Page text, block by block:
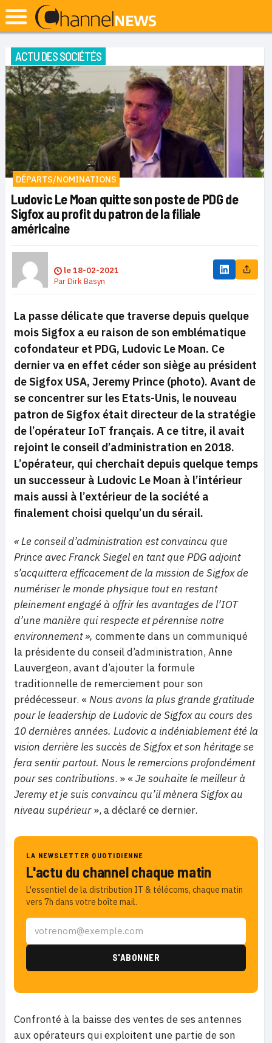
ACTU DES SOCIÉTÉS
DÉPARTS/NOMINATIONS
Ludovic Le Moan quitte son poste de PDG de
Sigfox au profit du patron de la filiale
américaine
le18-02-2021
ParDirk Basyn
La passe délicate que traverse depuis quelque
mois Sigfox a eu raison de son emblématique
cofondateur et PDG, Ludovic Le Moan. Ce
dernier va en effet céder son siège au président
de Sigfox USA, Jeremy Prince (photo). Avant de
se concentrer sur les Etats-Unis, le nouveau
patron de Sigfox était directeur de la stratégie
de l’opérateur IoT français. A ce titre, il avait
rejoint le conseil d’administration en 2018.
L’opérateur, qui cherchait depuis quelque temps
un successeur à Ludovic Le Moan à l’intérieur
mais aussi à l’extérieur de la société a
finalement choisi quelqu’un du sérail.
« Le conseil d’administration est convaincu que
Prince avec Franck Siegel en tant que PDG adjoint
s’acquittera efficacement de la mission de Sigfox de
numériser le monde physique tout en restant
pleinement engagé à offrir les avantages de l’IOT
d’une manière qui respecte et pérennise notre
environnement », commente dans un communiqué
la présidente du conseil d’administration, Anne
Lauvergeon, avant d’ajouter la formule
traditionnelle de remerciement pour son
prédécesseur. « Nous avons la plus grande gratitude
pour le leadership de Ludovic de Sigfox au cours des
10 dernières années. Ludovic a indéniablement été la
vision derrière les succès de Sigfox et son héritage se
fera sentir partout. Nous le remercions profondément
pour ses contributions. » « Je souhaite le meilleur à
Jeremy et je suis convaincu qu’il mènera Sigfox au
niveau supérieur», a déclaré ce dernier.
LA NEWSLETTER QUOTIDIENNE
L'actu du channel chaque matin
L'essentiel de la distribution IT & télécoms, chaque matin
vers 7h dans votre boîte mail.
Confronté à la baisse des ventes de ses antennes
aux opérateurs qui exploitent une partie de son